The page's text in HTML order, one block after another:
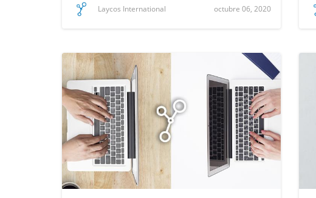
Laycos International octubre 06, 2020